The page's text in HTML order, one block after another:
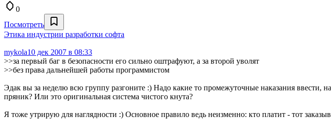
0
Посмотреть
Этика индустрии разработки софта
mykola10 дек 2007 в 08:33
>>за первый баг в безопасности его сильно оштрафуют, а за второй уволят
>>без права дальнейшей работы программистом
Эдак вы за неделю всю группу разгоните :) Надо какие то промежуточные наказания ввести,
пряник? Или это оригинальная система чистого кнута?
Я тоже утрирую для наглядности :) Основное правило ведь неизменно: кто платит - тот